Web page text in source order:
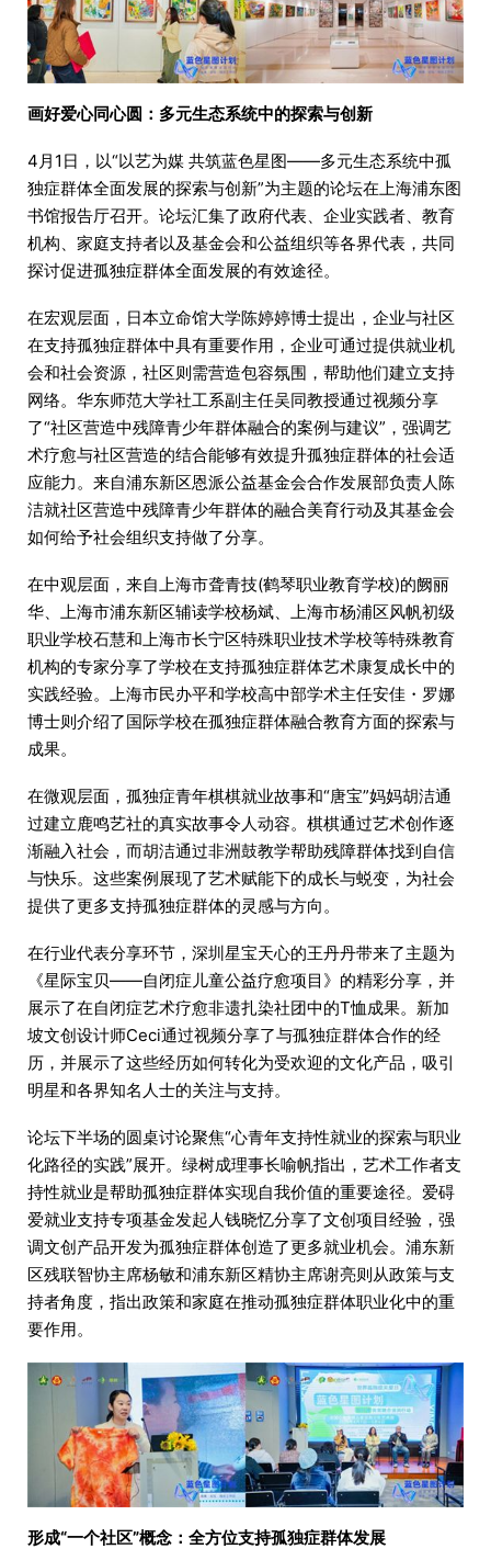
画好爱心同心圆：多元生态系统中的探索与创新
4月1日，以“以艺为媒 共筑蓝色星图——多元生态系统中孤
独症群体全面发展的探索与创新”为主题的论坛在上海浦东图
书馆报告厅召开。论坛汇集了政府代表、企业实践者、教育
机构、家庭支持者以及基金会和公益组织等各界代表，共同
探讨促进孤独症群体全面发展的有效途径。
在宏观层面，日本立命馆大学陈婷婷博士提出，企业与社区
在支持孤独症群体中具有重要作用，企业可通过提供就业机
会和社会资源，社区则需营造包容氛围，帮助他们建立支持
网络。华东师范大学社工系副主任吴同教授通过视频分享
了“社区营造中残障青少年群体融合的案例与建议”，强调艺
术疗愈与社区营造的结合能够有效提升孤独症群体的社会适
应能力。来自浦东新区恩派公益基金会合作发展部负责人陈
洁就社区营造中残障青少年群体的融合美育行动及其基金会
如何给予社会组织支持做了分享。
在中观层面，来自上海市聋青技(鹤琴职业教育学校)的阙丽
华、上海市浦东新区辅读学校杨斌、上海市杨浦区风帆初级
职业学校石慧和上海市长宁区特殊职业技术学校等特殊教育
机构的专家分享了学校在支持孤独症群体艺术康复成长中的
实践经验。上海市民办平和学校高中部学术主任安佳・罗娜
博士则介绍了国际学校在孤独症群体融合教育方面的探索与
成果。
在微观层面，孤独症青年棋棋就业故事和“唐宝”妈妈胡洁通
过建立鹿鸣艺社的真实故事令人动容。棋棋通过艺术创作逐
渐融入社会，而胡洁通过非洲鼓教学帮助残障群体找到自信
与快乐。这些案例展现了艺术赋能下的成长与蜕变，为社会
提供了更多支持孤独症群体的灵感与方向。
在行业代表分享环节，深圳星宝天心的王丹丹带来了主题为
《星际宝贝——自闭症儿童公益疗愈项目》的精彩分享，并
展示了在自闭症艺术疗愈非遗扎染社团中的T恤成果。新加
坡文创设计师Ceci通过视频分享了与孤独症群体合作的经
历，并展示了这些经历如何转化为受欢迎的文化产品，吸引
明星和各界知名人士的关注与支持。
论坛下半场的圆桌讨论聚焦“心青年支持性就业的探索与职业
化路径的实践”展开。绿树成理事长喻帆指出，艺术工作者支
持性就业是帮助孤独症群体实现自我价值的重要途径。爱碍
爱就业支持专项基金发起人钱晓忆分享了文创项目经验，强
调文创产品开发为孤独症群体创造了更多就业机会。浦东新
区残联智协主席杨敏和浦东新区精协主席谢亮则从政策与支
持者角度，指出政策和家庭在推动孤独症群体职业化中的重
要作用。
形成“一个社区”概念：全方位支持孤独症群体发展